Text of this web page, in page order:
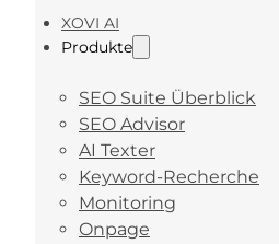
XOVI AI
Produkte
SEO Suite Überblick
SEO Advisor
AI Texter
Keyword-Recherche
Monitoring
Onpage